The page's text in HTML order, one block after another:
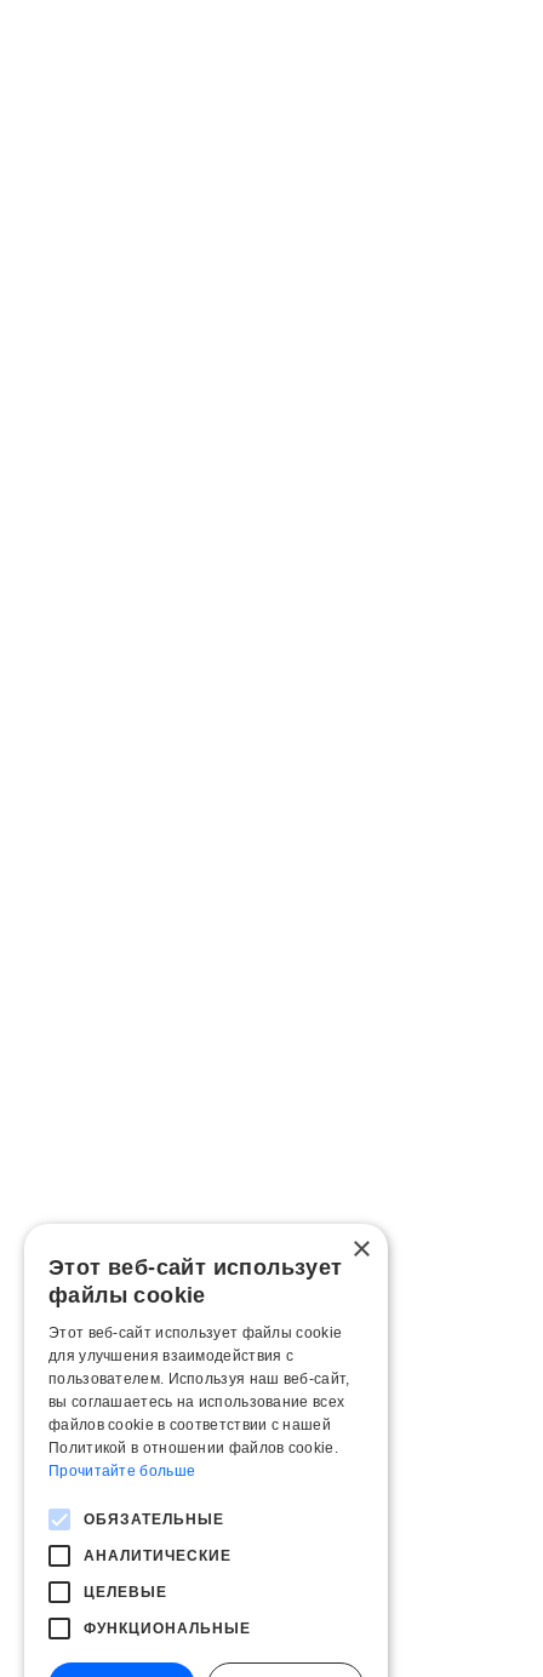
×
Этот веб-сайт использует
файлы cookie
Этот веб-сайт использует файлы cookie
для улучшения взаимодействия с
пользователем. Используя наш веб-сайт,
вы соглашаетесь на использование всех
файлов cookie в соответствии с нашей
Политикой в ​​отношении файлов cookie.
Прочитайте больше
ОБЯЗАТЕЛЬНЫЕ
АНАЛИТИЧЕСКИЕ
ЦЕЛЕВЫЕ
ФУНКЦИОНАЛЬНЫЕ